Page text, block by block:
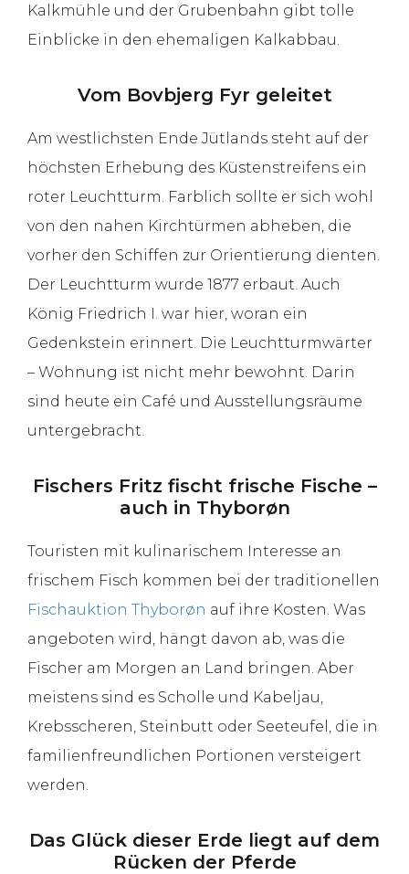
Kalkmühle und der Grubenbahn gibt tolle
Einblicke in den ehemaligen Kalkabbau.
Vom Bovbjerg Fyr geleitet
Am westlichsten Ende Jütlands steht auf der
höchsten Erhebung des Küstenstreifens ein
roter Leuchtturm. Farblich sollte er sich wohl
von den nahen Kirchtürmen abheben, die
vorher den Schiffen zur Orientierung dienten.
Der Leuchtturm wurde 1877 erbaut. Auch
König Friedrich I. war hier, woran ein
Gedenkstein erinnert. Die Leuchtturmwärter
– Wohnung ist nicht mehr bewohnt. Darin
sind heute ein Café und Ausstellungsräume
untergebracht.
Fischers Fritz fischt frische Fische –
auch in Thyborøn
Touristen mit kulinarischem Interesse an
frischem Fisch kommen bei der traditionellen
Fischauktion Thyborøn auf ihre Kosten. Was
angeboten wird, hängt davon ab, was die
Fischer am Morgen an Land bringen. Aber
meistens sind es Scholle und Kabeljau,
Krebsscheren, Steinbutt oder Seeteufel, die in
familienfreundlichen Portionen versteigert
werden.
Das Glück dieser Erde liegt auf dem
Rücken der Pferde